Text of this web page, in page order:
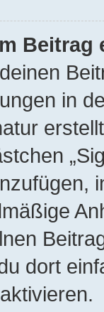
in
dort